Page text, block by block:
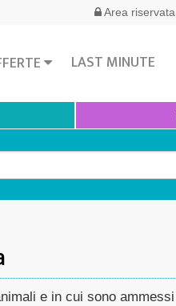
Area riservata
LAST MINUTE
e in cui sono